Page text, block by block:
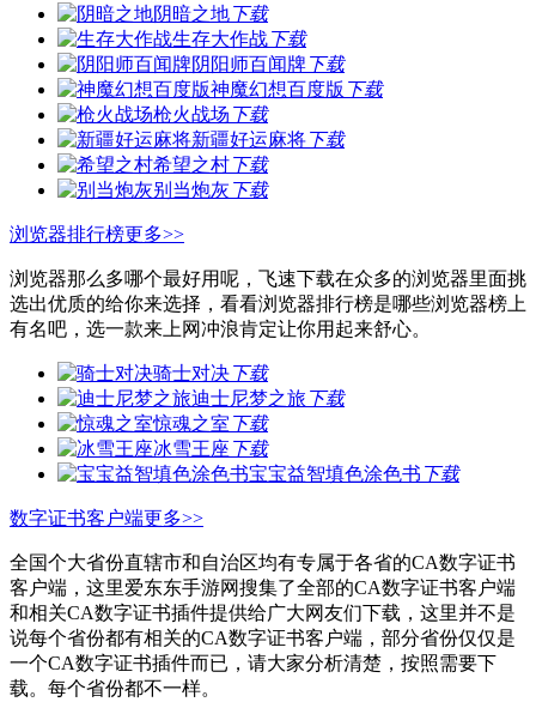
阴暗之地下载
生存大作战下载
阴阳师百闻牌下载
神魔幻想百度版 下载
枪火战场 下载
新疆好运麻将下载
希望之村下载
别当炮灰 下载
浏览器排行榜更多>>
浏览器那么多哪个最好用呢，飞速下载在众多的浏览器里面挑
选出优质的给你来选择，看看浏览器排行榜是哪些浏览器榜上
有名吧，选一款来上网冲浪肯定让你用起来舒心。
骑士对决下载
迪士尼梦之旅 下载
惊魂之室 下载
冰雪王座 下载
宝宝益智填色涂色书 下载
数字证书客户端更多>>
全国个大省份直辖市和自治区均有专属于各省的CA数字证书
客户端，这里爱东东手游网搜集了全部的CA数字证书客户端
和相关CA数字证书插件提供给广大网友们下载，这里并不是
说每个省份都有相关的CA数字证书客户端，部分省份仅仅是
一个CA数字证书插件而已，请大家分析清楚，按照需要下
载。每个省份都不一样。